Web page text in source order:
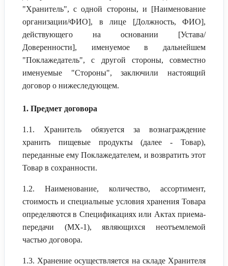
"Хранитель", с одной стороны, и [Наименование
организации/ФИО], в лице [Должность, ФИО],
действующего на основании [Устава/
Доверенности], именуемое в дальнейшем
"Поклажедатель", с другой стороны, совместно
именуемые "Стороны", заключили настоящий
договор о нижеследующем.
1. Предмет договора
1.1. Хранитель обязуется за вознаграждение
хранить пищевые продукты (далее - Товар),
переданные ему Поклажедателем, и возвратить этот
Товар в сохранности.
1.2. Наименование, количество, ассортимент,
стоимость и специальные условия хранения Товара
определяются в Спецификациях или Актах приема-
передачи (МХ-1), являющихся неотъемлемой
частью договора.
1.3. Хранение осуществляется на складе Хранителя